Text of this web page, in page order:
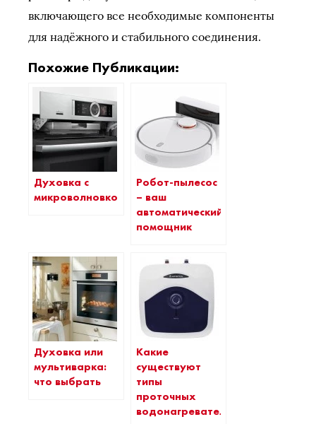
включающего все необходимые компоненты
для надёжного и стабильного соединения.
Похожие Публикации:
Духовка с
микроволновкой
Робот-пылесос
– ваш
автоматический
помощник
Духовка или
мультиварка:
что выбрать
Какие
существуют
типы
проточных
водонагревателей